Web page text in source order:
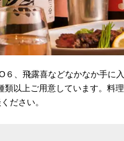
、飛露喜などなかなか手に
以上ご用意しています。料
ださい。